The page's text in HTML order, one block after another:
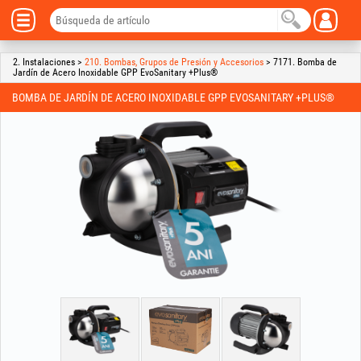
2. Instalaciones > 210. Bombas, Grupos de Presión y Accesorios > 7171. Bomba de
Jardín de Acero Inoxidable GPP EvoSanitary +Plus®
BOMBA DE JARDÍN DE ACERO INOXIDABLE GPP EVOSANITARY +PLUS®